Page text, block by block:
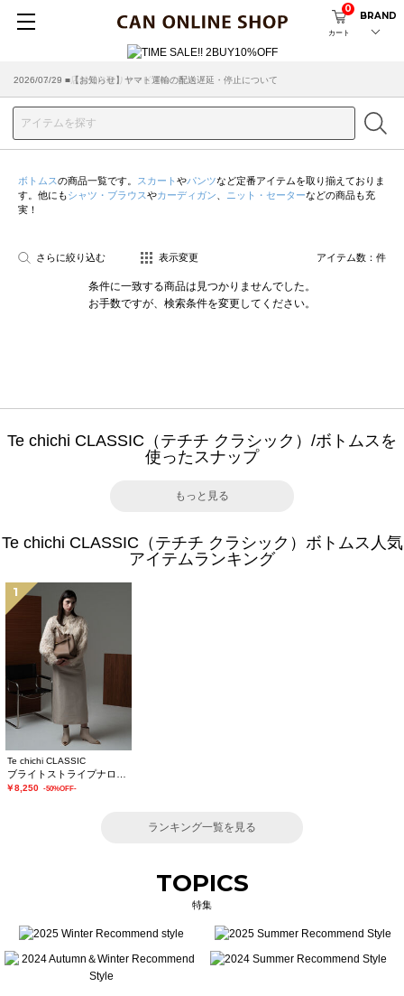
カート
0
BRAND
2026/07/29 ■【お知らせ】ヤマト運輸の配送遅延・停止について
2026/03/18 ■店舗受け取りサービスのご案内
ボトムスの商品一覧です。 スカート やパンツなど定番アイテムを取り揃えておりま
す。他にもシャツ・ブラウスやカーディガン ニット・セーターなどの商品も充
実！
さらに絞り込む 表示変更 アイテム数： 件
条件に一致する商品は見つかりませんでした。
お手数ですが、検索条件を変更してください。
Te chichi CLASSIC（テチチ クラシック）/ボトムスを
使ったスナップ
もっと見る
Te chichi CLASSIC（テチチ クラシック）ボトムス人気
アイテムランキング
1
Te chichi CLASSIC
￥8,250 -50%OFF-
ランキング一覧を見る
TOPICS
特集